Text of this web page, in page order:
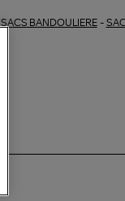
SACS BANDOULIERE-